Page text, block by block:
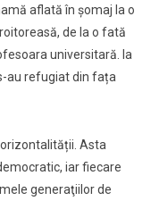
aflată în șomaj la o
de la o fată
universitară. la
au refugiat din fața
Asta
iar fiecare
generaţiilor de